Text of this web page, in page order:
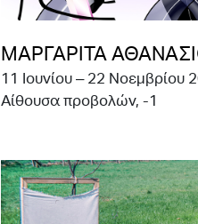
ΜΑΡΓΑΡΙΤΑ
11 Ioυνίου – 22 Νοεμβρίου
Aίθουσα προβολών, -1